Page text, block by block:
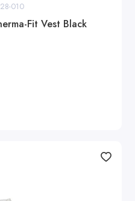
010
Fit Vest Black